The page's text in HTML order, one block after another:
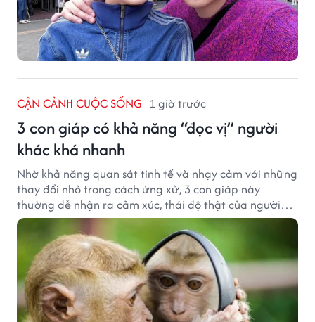
CẬN CẢNH CUỘC SỐNG 1 giờ trước
3 con giáp có khả năng “đọc vị” người
khác khá nhanh
Nhờ khả năng quan sát tinh tế và nhạy cảm với những
thay đổi nhỏ trong cách ứng xử, 3 con giáp này
thường dễ nhận ra cảm xúc, thái độ thật của người
đối diện.